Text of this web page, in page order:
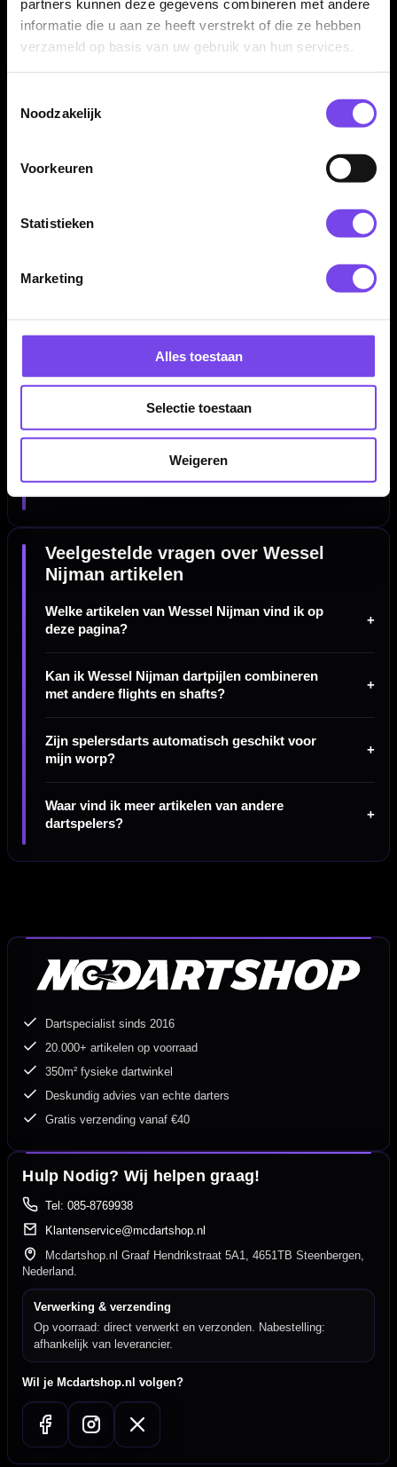
partners kunnen deze gegevens combineren met andere
informatie die u aan ze heeft verstrekt of die ze hebben
verzameld op basis van uw gebruik van hun services.
Noodzakelijk
Voorkeuren
Statistieken
Marketing
Alles toestaan
Selectie toestaan
Weigeren
vergelijk je niet alleen op naam, maar ook op merk, uitstraling
en speelgevoel.
dartspelers vergelijken
Dan kun je binnen de spelerscategorie eenvoudig verder kijken
naar andere bekende namen. Dat maakt het makkelijker om te
vergroot je de kans dat je een set vindt die echt goed aansluit
finetunen
Of je nu specifiek zoekt naar Wessel Nijman artikelen of
gewoon een andere set-up wilt proberen: vergelijken blijft de
beste stap. Let op hoe een barrel in de vingers ligt, hoe het
gewicht verdeeld is en hoe de pijl reageert tijdens het gooien.
bekijk ook categorieën zoalsdart accessoires
voor extra mogelijkheden.
Veelgestelde vragen over Wessel
Nijman artikelen
Welke artikelen van Wessel Nijman vind ik op
deze pagina?
Kan ik Wessel Nijman dartpijlen combineren
met andere flights en shafts?
Zijn spelersdarts automatisch geschikt voor
mijn worp?
Waar vind ik meer artikelen van andere
dartspelers?
Dartspecialist sinds 2016
20.000+ artikelen op voorraad
350m² fysieke dartwinkel
Deskundig advies van echte darters
Gratis verzending vanaf €40
Hulp Nodig? Wij helpen graag!
Tel: 085-8769938
Klantenservice@mcdartshop.nl
Mcdartshop.nl Graaf Hendrikstraat 5A1, 4651TB Steenbergen,
Nederland.
Verwerking & verzending
Op voorraad: direct verwerkt en verzonden. Nabestelling:
afhankelijk van leverancier.
Wil je Mcdartshop.nl volgen?